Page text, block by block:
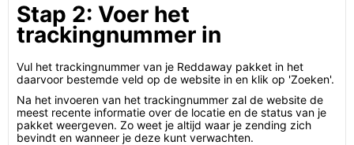
Stap 2: Voer het
trackingnummer in
Vul het trackingnummer van je Reddaway pakket in het
daarvoor bestemde veld op de website in en klik op 'Zoeken'.
Na het invoeren van het trackingnummer zal de website de
meest recente informatie over de locatie en de status van je
pakket weergeven. Zo weet je altijd waar je zending zich
bevindt en wanneer je deze kunt verwachten.